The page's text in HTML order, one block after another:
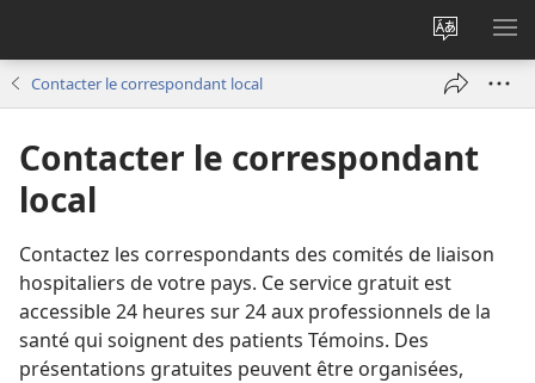
Changer
la
langue
site
Contacter le correspondant local
Contacter le correspondant
local
Contactez les correspondants des comités de liaison
hospitaliers de votre pays. Ce service gratuit est
accessible 24 heures sur 24 aux professionnels de la
santé qui soignent des patients Témoins. Des
présentations gratuites peuvent être organisées,